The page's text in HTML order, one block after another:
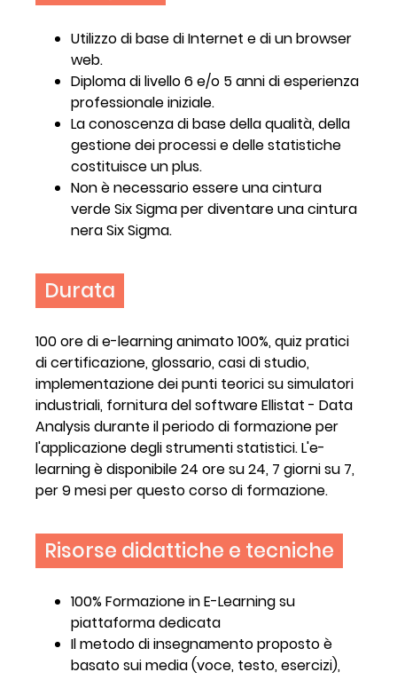
Utilizzo di base di Internet e di un browser
web.
Diploma di livello 6 e/o 5 anni di esperienza
professionale iniziale.
La conoscenza di base della qualità, della
gestione dei processi e delle statistiche
costituisce un plus.
Non è necessario essere una cintura
verde Six Sigma per diventare una cintura
nera Six Sigma.
Durata
100 ore di e-learning animato 100%, quiz pratici
di certificazione, glossario, casi di studio,
implementazione dei punti teorici su simulatori
industriali, fornitura del software Ellistat - Data
Analysis durante il periodo di formazione per
l'applicazione degli strumenti statistici. L'e-
learning è disponibile 24 ore su 24, 7 giorni su 7,
per 9 mesi per questo corso di formazione.
Risorse didattiche e tecniche
100% Formazione in E-Learning su
piattaforma dedicata
Il metodo di insegnamento proposto è
basato sui media (voce, testo, esercizi),